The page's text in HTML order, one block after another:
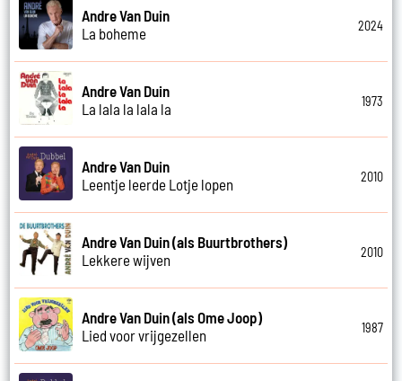
Andre Van Duin
La boheme
2024
Andre Van Duin
La lala la lala la
1973
Andre Van Duin
Leentje leerde Lotje lopen
2010
Andre Van Duin (als Buurtbrothers)
Lekkere wijven
2010
Andre Van Duin (als Ome Joop)
Lied voor vrijgezellen
1987